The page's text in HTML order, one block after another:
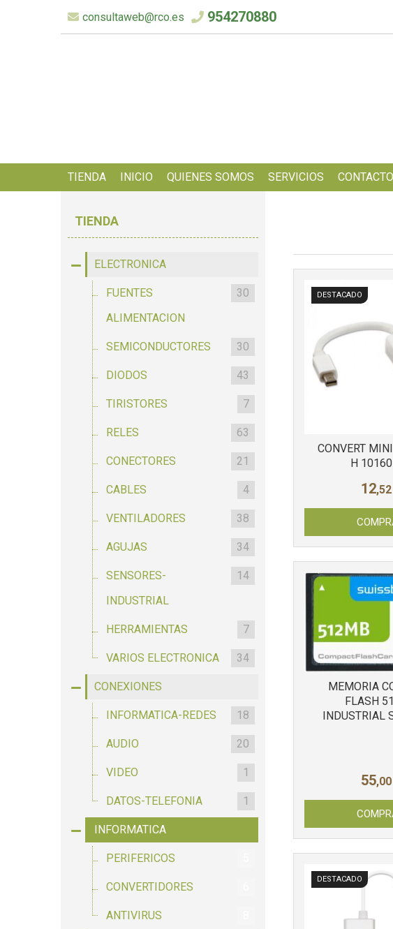
consultaweb@rco.es 954270880
TIENDA INICIO QUIENES SOMOS SERVICIOS CONTACTO
TIENDA
ELECTRONICA
FUENTES
ALIMENTACION
30
SEMICONDUCTORES 30
DIODOS 43
TIRISTORES 7
RELES 63
CONECTORES 21
CABLES 4
VENTILADORES 38
AGUJAS 34
SENSORES-
INDUSTRIAL
14
HERRAMIENTAS 7
VARIOS ELECTRONICA 34
CONEXIONES
INFORMATICA-REDES 18
AUDIO 20
VIDEO 1
DATOS-TELEFONIA 1
INFORMATICA
PERIFERICOS
CONVERTIDORES
ANTIVIRUS
DESTACADO
CONVERT
H
12,52
MEMORIA
FLASH
INDUSTRIAL
55,00
DESTACADO